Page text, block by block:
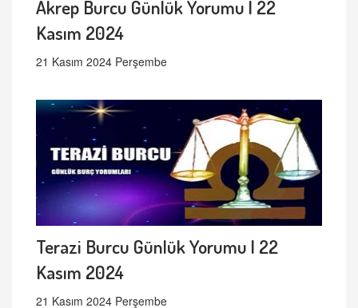
Akrep Burcu Günlük Yorumu | 22
Kasım 2024
21 Kasım 2024 Perşembe
Terazi Burcu Günlük Yorumu | 22
Kasım 2024
21 Kasım 2024 Perşembe